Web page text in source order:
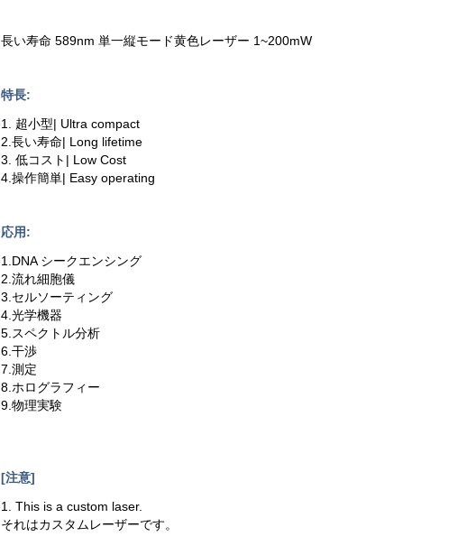
長い寿命 589nm 単一縦モード黄色レーザー 1~200mW
特長:
1. 超小型| Ultra compact
2.長い寿命| Long lifetime
3. 低コスト| Low Cost
4.操作簡単| Easy operating
応用:
1.DNA シークエンシング
2.流れ細胞儀
3.セルソーティング
4.光学機器
5.スペクトル分析
6.干渉
7.測定
8.ホログラフィー
9.物理実験
[注意]
1. This is a custom laser.
それはカスタムレーザーです。